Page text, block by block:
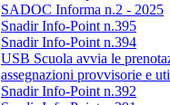
SADOC Informa n.2 - 2025
Snadir Info-Point n.395
Snadir Info-Point n.394
USB Scuola avvia le
assegnazioni provvisorie e
Snadir Info-Point n.392